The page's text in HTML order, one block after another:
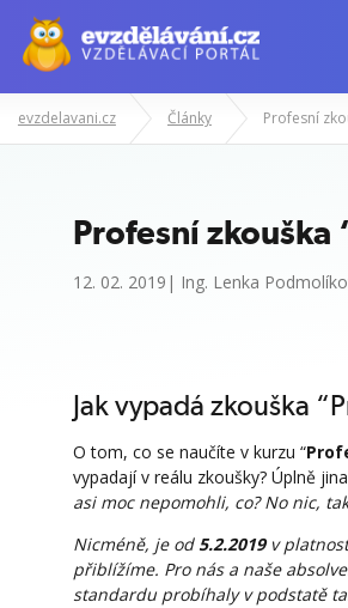
evzdelavani.cz Články
Profesní
12. 02. 2019| Ing. Lenka
Jak vypadá zkouška
O tom, co se naučíte v kurzu “
vypadají v reálu zkoušky? Úplně
asi moc nepomohli, co? No nic,
Nicméně, je od 5.2.2019 v
přiblížíme. Pro nás a naše
standardu probíhaly v podstatě